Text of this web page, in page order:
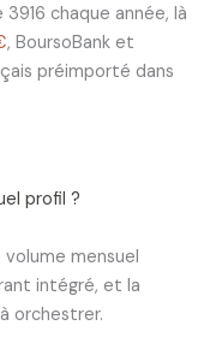
chaque année, là
, BoursoBank et
préimporté dans
profil ?
mensuel
intégré, et la
orchestrer.